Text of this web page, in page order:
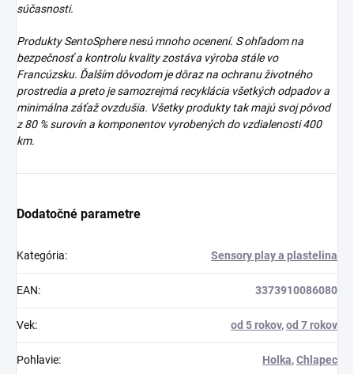
súčasnosti.
Produkty SentoSphere nesú mnoho ocenení. S ohľadom na
bezpečnosť a kontrolu kvality zostáva výroba stále vo
Francúzsku. Ďalším dôvodom je dôraz na ochranu životného
prostredia a preto je samozrejmá recyklácia všetkých odpadov a
minimálna záťaž ovzdušia. Všetky produkty tak majú svoj pôvod
z 80 % surovín a komponentov vyrobených do vzdialenosti 400
km.
Dodatočné parametre
Kategória: Sensory play a plastelina
EAN: 3373910086080
Vek: od 5 rokov,od 7 rokov
Pohlavie: Holka,Chlapec